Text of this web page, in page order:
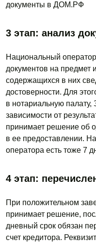
документы в ДОМ.РФ
3 этап: анализ
Национальный
документов на предмет
содержащихся в них
достоверности. Для
в нотариальную
зависимости от
принимает решение об
в ее предоставлении.
оператора есть тоже 7
4 этап:
При положительном
принимает решение,
дневный срок обязан
счет кредитора.